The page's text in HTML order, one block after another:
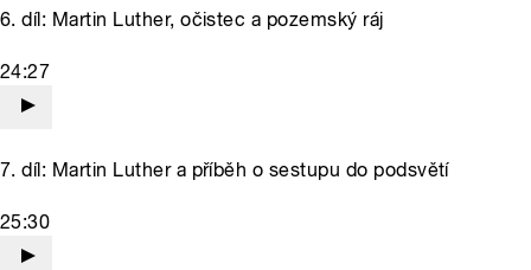
6. díl: Martin Luther, očistec a pozemský ráj
24:27
7. díl: Martin Luther a příběh o sestupu do podsvětí
25:30